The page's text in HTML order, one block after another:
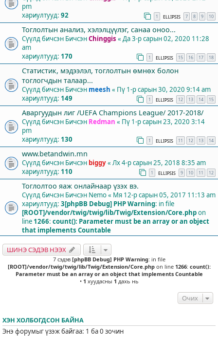
pm
хариултууд: 92 1 ELLIPSIS 7 8 9 10
Тоглолтын анализ, хэлэлцүүлэг, санаа оноо...
Сүүлд бичсэн БичсэнChinggis « Да 3-р сарын 02, 2020 11:28
am
хариултууд: 170 1 ELLIPSIS 15 16 17 18
Статистик, мэдээлэл, тоглолтын өмнөх болон
тоглогчдын талаар...
Сүүлд бичсэн Бичсэн meesh « Пү 1-р сарын 30, 2020 9:14 am
хариултууд: 149 1 ELLIPSIS 12 13 14 15
Аваргуудын лиг /UEFA Champions League/ 2017-2018/
Сүүлд бичсэн Бичсэн Redman « Пү 1-р сарын 23, 2020 3:14
pm
хариултууд: 130 1 ELLIPSIS 11 12 13 14
www.betandwin.mn
Сүүлд бичсэн Бичсэн biggy« Лх 4-р сарын 25, 2018 8:35 am
хариултууд: 110 1 ELLIPSIS 9 10 11 12
Тоглолтоо яаж онлайнаар үзэх вэ.
Сүүлд бичсэн Бичсэн Nemo« Мя 12-р сарын 05, 2017 11:13 am
хариултууд: 3[phpBB Debug] PHP Warning: in file
[ROOT]/vendor/twig/twig/lib/Twig/Extension/Core.phpon
line 1266: count(): Parameter must be an array or an object
that implements Countable
ШИНЭ СЭДЭВ НЭЭХ
7 сэдэв [phpBB Debug] PHP Warning: in file
[ROOT]/vendor/twig/twig/lib/Twig/Extension/Core.phpon line 1266: count():
Parameter must be an array or an object that implements Countable
• 1 хуудасны 1 дахь нь
Очих
ХЭН ХОЛБОГДСОН БАЙНА
Энэ форумыг үзэж байгаа: 1 ба 0 зочин